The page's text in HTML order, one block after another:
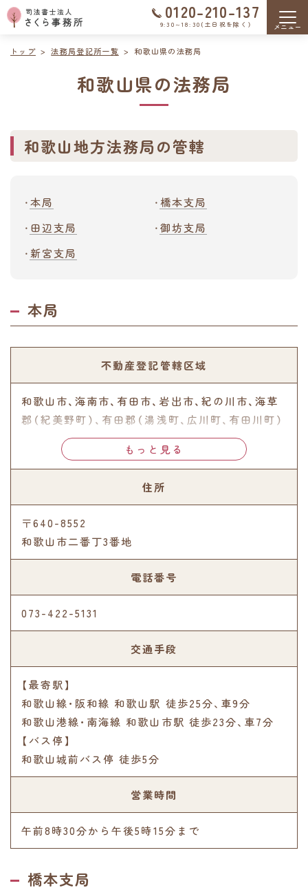
0120-210-137
9:30～18:30（土日祝を除く）
トップ 法務局登記所一覧 和歌山県の法務局
和歌山県の法務局
和歌山地方法務局の管轄
本局
橋本支局
田辺支局
御坊支局
新宮支局
本局
不動産登記管轄区域
和歌山市、海南市、有田市、岩出市、紀の川市、海草
郡（紀美野町）、有田郡（湯浅町、広川町、有田川町）
住所
〒640-8552
和歌山市二番丁3番地
電話番号
073-422-5131
交通手段
【最寄駅】
和歌山線･阪和線 和歌山駅 徒歩25分､車9分
和歌山港線･南海線 和歌山市駅 徒歩23分､車7分
【バス停】
和歌山城前バス停 徒歩5分
営業時間
午前8時30分から午後5時15分まで
橋本支局